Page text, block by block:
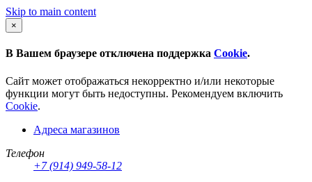
Skip to main content
×
В Вашем браузере отключена поддержка Cookie.
Сайт может отображаться некорректно и/или некоторые
функции могут быть недоступны. Рекомендуем включить
Cookie.
Адреса магазинов
Телефон
+7 (914) 949-58-12